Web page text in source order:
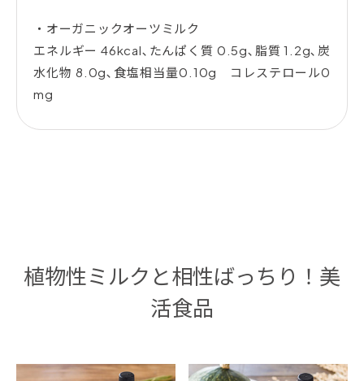
・オーガニックオーツミルク
エネルギー 46kcal､たんぱく質 0.5g､脂質 1.2g､炭
水化物 8.0g､食塩相当量0.10g コレステロール0
mg
植物性ミルクと相性ばっちり！美
活食品